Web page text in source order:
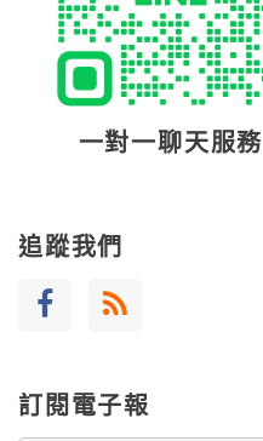
一對一聊天服務
追蹤我們
訂閱電子報